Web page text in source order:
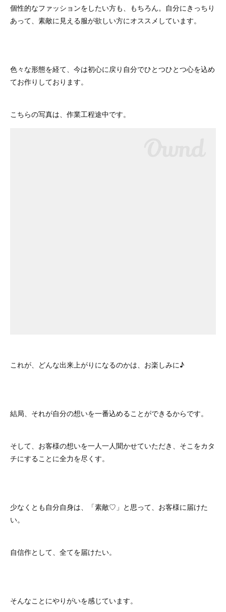
個性的なファッションをしたい方も、もちろん。自分にきっちり
あって、素敵に見える服が欲しい方にオススメしています。
色々な形態を経て、今は初心に戻り自分でひとつひとつ心を込め
てお作りしております。
こちらの写真は、作業工程途中です。
これが、どんな出来上がりになるのかは、お楽しみに♪
結局、それが自分の想いを一番込めることができるからです。
そして、お客様の想いを一人一人聞かせていただき、そこをカタ
チにすることに全力を尽くす。
少なくとも自分自身は、「素敵♡」と思って、お客様に届けた
い。
自信作として、全てを届けたい。
そんなことにやりがいを感じています。